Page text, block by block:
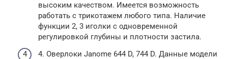
высоким качеством. Имеется возможность
работать с трикотажем любого типа. Наличие
функции 2, 3 иголки с одновременной
регулировкой глубины и плотности застила.
4. Оверлоки Janome 644 D, 744 D. Данные модели